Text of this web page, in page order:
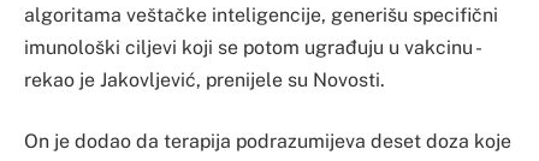
algoritama veštačke inteligencije, generišu specifični
imunološki ciljevi koji se potom ugrađuju u vakcinu -
rekao je Jakovljević, prenijele su Novosti.
On je dodao da terapija podrazumijeva deset doza koje